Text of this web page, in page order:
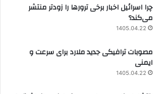
چرا اسرائیل اخبار برخی ترورها را زودتر منتشر
می‌کند؟
1405.04.22
مصوبات ترافیکی جدید ملارد برای سرعت و
ایمنی
1405.04.22